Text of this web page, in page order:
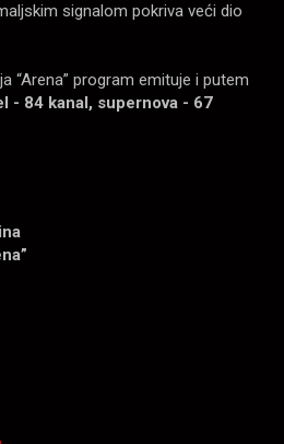
signalom pokriva veći dio
“Arena” program emituje i putem
- 84 kanal, supernova - 67